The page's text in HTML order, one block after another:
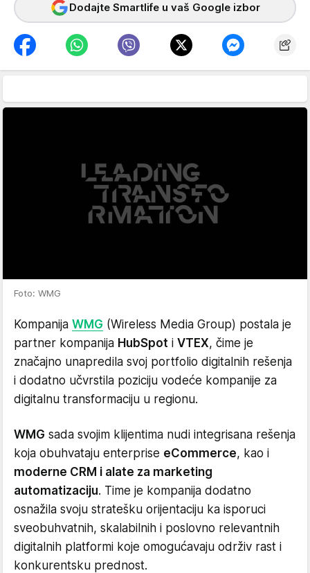
Dodajte Smartlife u vaš Google izbor
Foto: WMG
Kompanija WMG (Wireless Media Group) postala je
partner kompanija HubSpot i VTEX, čime je
značajno unapredila svoj portfolio digitalnih rešenja
i dodatno učvrstila poziciju vodeće kompanije za
digitalnu transformaciju u regionu.
WMG sada svojim klijentima nudi integrisana rešenja
koja obuhvataju enterprise eCommerce, kao i
moderne CRM i alate za marketing
automatizaciju. Time je kompanija dodatno
osnažila svoju stratešku orijentaciju ka isporuci
sveobuhvatnih, skalabilnih i poslovno relevantnih
digitalnih platformi koje omogućavaju održiv rast i
konkurentsku prednost.